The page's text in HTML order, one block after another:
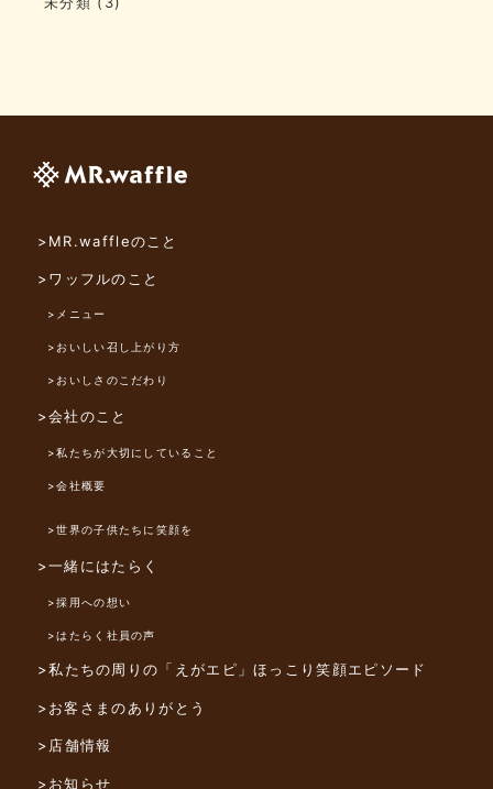
>MR.waffleのこと
>ワッフルのこと
>メニュー
>おいしい召し上がり方
>おいしさのこだわり
>会社のこと
>私たちが大切にしていること
>会社概要
>世界の子供たちに笑顔を
>一緒にはたらく
>採用への想い
>はたらく社員の声
>私たちの周りの「えがエピ」ほっこり笑顔エピソード
>お客さまのありがとう
>店舗情報
>お知らせ